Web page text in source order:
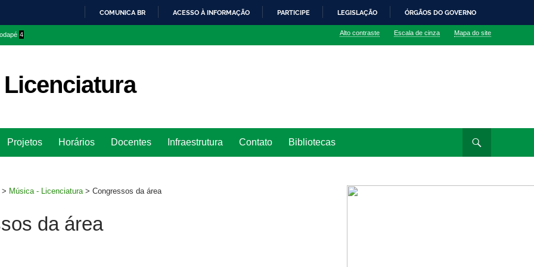
O
COMUNICA BR ACESSO À INFORMAÇÃO PARTICIPE LEGISLAÇÃO ÓRGÃOS DO GOVERNO
4 Alto contraste Escala de cinza Mapa do site
para
Projetos Horários Docentes Infraestrutura Contato Bibliotecas
> Música - Licenciatura > Congressos da área
da área